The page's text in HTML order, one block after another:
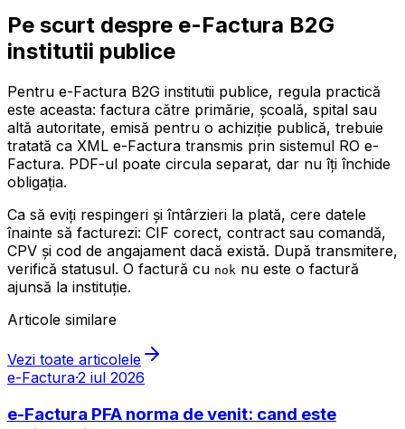
Pe scurt despre e-Factura B2G
institutii publice
Pentru e-Factura B2G institutii publice, regula practică
este aceasta: factura către primărie, școală, spital sau
altă autoritate, emisă pentru o achiziție publică, trebuie
tratată ca XML e-Factura transmis prin sistemul RO e-
Factura. PDF-ul poate circula separat, dar nu îți închide
obligația.
Ca să eviți respingeri și întârzieri la plată, cere datele
înainte să facturezi: CIF corect, contract sau comandă,
CPV și cod de angajament dacă există. După transmitere,
verifică statusul. O factură cu nok nu este o factură
ajunsă la instituție.
Articole similare
Vezi toate articolele
e-Factura·2 iul 2026
e-Factura PFA norma de venit: cand este